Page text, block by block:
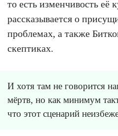
то есть изменчивость её
рассказывается о
проблемах, а также
скептиках.
И хотя там не говорится
мёртв, но как минимум
что этот сценарий